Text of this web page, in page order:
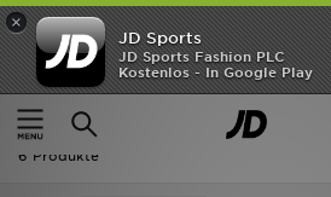
×
JD Sports
JD Sports Fashion PLC
Kostenlos - In Google Play
Startseite
Frauen Frauen Accessoires
Frauen - Adidas Caps
6 Produkte
Startseite
ANGEBOTE
Marken